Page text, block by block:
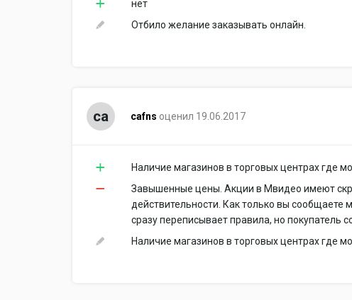
нет
Отбило желание заказывать онлайн.
ca cafns оценил 19.06.2017
Наличие магазинов в торговых центрах где
Завышенные цены. Акции в Мвидео имеют
действительности. Как только вы сообщаете
сразу переписывает правила, но покупатель
Наличие магазинов в торговых центрах где